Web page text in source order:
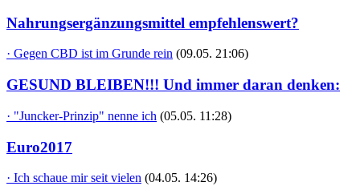
Nahrungsergänzungsmittel empfehlenswert?
· Gegen CBD ist im Grunde rein (09.05. 21:06)
GESUND BLEIBEN!!! Und immer daran denken:
· "Juncker-Prinzip" nenne ich (05.05. 11:28)
Euro2017
· Ich schaue mir seit vielen (04.05. 14:26)